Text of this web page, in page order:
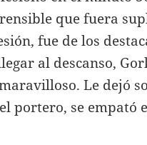
que fuera
fue de los
al descanso,
Le dejó
portero, se empató